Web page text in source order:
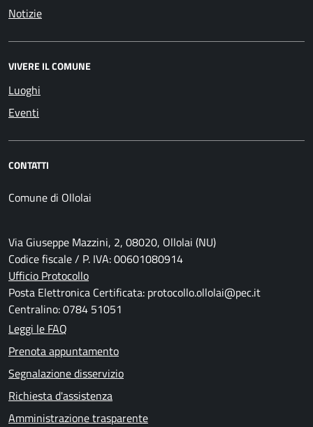
Notizie
VIVERE IL COMUNE
Luoghi
Eventi
CONTATTI
Comune di Ollolai
Via Giuseppe Mazzini, 2, 08020, Ollolai (NU)
Codice fiscale / P. IVA: 00601080914
Ufficio Protocollo
Posta Elettronica Certificata: protocollo.ollolai@pec.it
Centralino: 0784 51051
Leggi le FAQ
Prenota appuntamento
Segnalazione disservizio
Richiesta d'assistenza
Amministrazione trasparente